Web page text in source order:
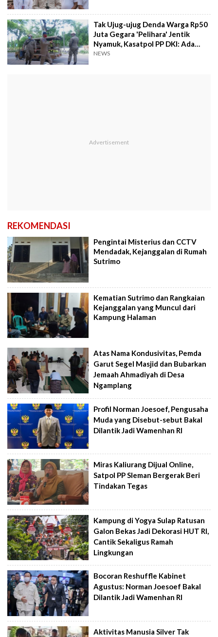
Tak Ujug-ujug Denda Warga Rp50
Juta Gegara 'Pelihara' Jentik
Nyamuk, Kasatpol PP DKI: Ada
Tahapannya!
NEWS
REKOMENDASI
Pengintai Misterius dan CCTV
Mendadak, Kejanggalan di Rumah
Sutrimo
Kematian Sutrimo dan Rangkaian
Kejanggalan yang Muncul dari
Kampung Halaman
Atas Nama Kondusivitas, Pemda
Garut Segel Masjid dan Bubarkan
Jemaah Ahmadiyah di Desa
Ngamplang
Profil Norman Joesoef, Pengusaha
Muda yang Disebut-sebut Bakal
Dilantik Jadi Wamenhan RI
Miras Kaliurang Dijual Online,
Satpol PP Sleman Bergerak Beri
Tindakan Tegas
Kampung di Yogya Sulap Ratusan
Galon Bekas Jadi Dekorasi HUT RI,
Cantik Sekaligus Ramah
Lingkungan
Bocoran Reshuffle Kabinet
Agustus: Norman Joesoef Bakal
Dilantik Jadi Wamenhan RI
Aktivitas Manusia Silver Tak